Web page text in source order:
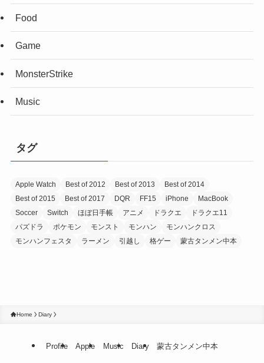
Food
Game
MonsterStrike
Music
タグ
Apple Watch Best of 2012 Best of 2013
Best of 2014
Best of 2015
Best of 2017 DQR FF15 iPhone
MacBook
Soccer
Switch ほぼ日手帳 アニメ ドラクエ
ドラクエ11
パズドラ
ポケモン モンスト モンハン
モンハンクロス
モンハンフェスタ
ラーメン 引越し 格ゲー 蒙古タンメン中本
Home Diary
Profile Apple Music Diary 蒙古タンメン中本